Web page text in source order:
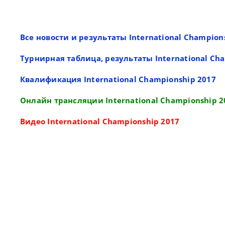
Все новости и результаты International
Турнирная таблица, результаты International
Квалификация International Championship 2017
Онлайн трансляции International Championship
Видео International Championship 2017